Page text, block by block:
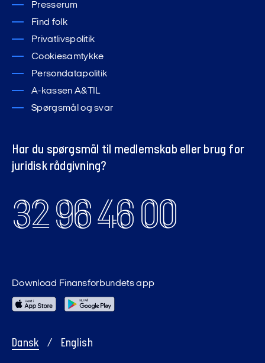
Presserum
Find folk
Privatlivspolitik
Cookiesamtykke
Persondatapolitik
A-kassen A&TIL
Spørgsmål og svar
Har du spørgsmål til medlemskab eller brug for
juridisk rådgivning?
32 96 46 00
Dansk / English
Download Finansforbundets app